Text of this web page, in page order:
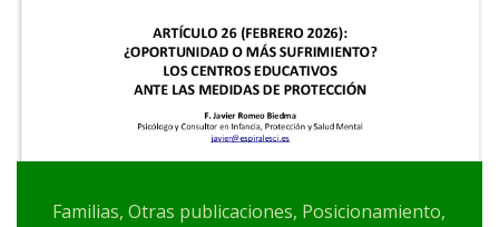
Familias, Otras publicaciones, Posicionamiento,